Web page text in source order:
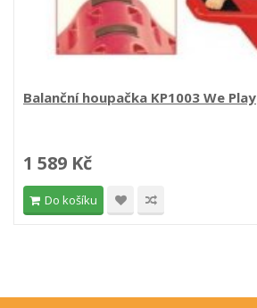
Balanční houpačka KP1003 We Play
1 589 Kč
Do košíku